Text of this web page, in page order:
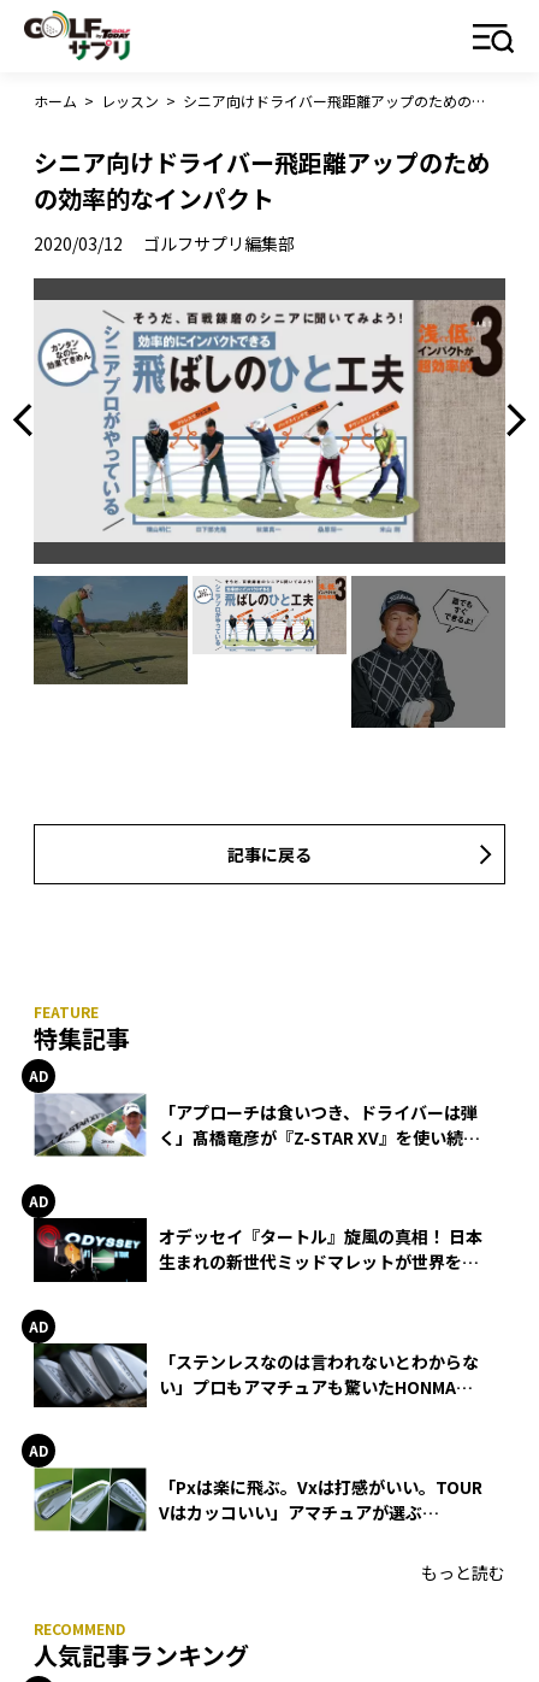
ホーム > レッスン > シニア向けドライバー飛距離アップのための効率的なインパクト
シニア向けドライバー飛距離アップのため
の効率的なインパクト
2020/03/12 ゴルフサプリ編集部
記事に戻る
特集記事
「アプローチは食いつき、ドライバーは弾
く」髙橋竜彦が『Z-STAR XV』を使い続け
オデッセイ『タートル』旋風の真相！ 日本
生まれの新世代ミッドマレットが世界を席
「ステンレスなのは言われないとわからな
い」プロもアマチュアも驚いたHONMA
「Pxは楽に飛ぶ。Vxは打感がいい。TOUR
Vはカッコいい」アマチュアが選ぶ
もっと読む
人気記事ランキング